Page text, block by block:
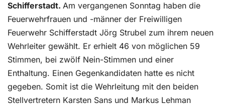
Schifferstadt. Am vergangenen Sonntag haben die
Feuerwehrfrauen und -männer der Freiwilligen
Feuerwehr Schifferstadt Jörg Strubel zum ihrem neuen
Wehrleiter gewählt. Er erhielt 46 von möglichen 59
Stimmen, bei zwölf Nein-Stimmen und einer
Enthaltung. Einen Gegenkandidaten hatte es nicht
gegeben. Somit ist die Wehrleitung mit den beiden
Stellvertretern Karsten Sans und Markus Lehman